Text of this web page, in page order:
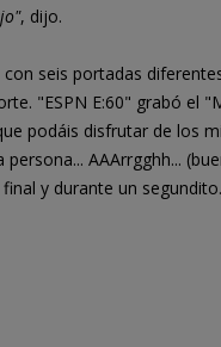
, dijo.
seis portadas
"ESPN E:60" grabó el
podáis disfrutar de los
AAArrgghh...
y durante un